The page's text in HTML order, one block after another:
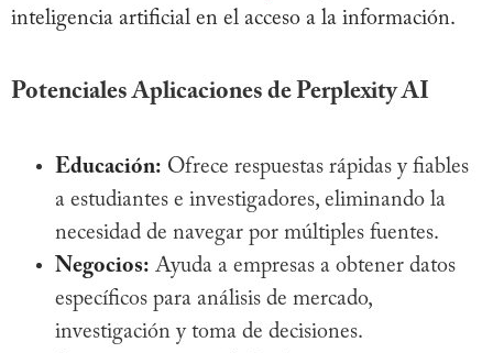
inteligencia artificial en el acceso a la información.
Potenciales Aplicaciones de Perplexity AI
Educación: Ofrece respuestas rápidas y fiables
a estudiantes e investigadores, eliminando la
necesidad de navegar por múltiples fuentes.
Negocios: Ayuda a empresas a obtener datos
específicos para análisis de mercado,
investigación y toma de decisiones.